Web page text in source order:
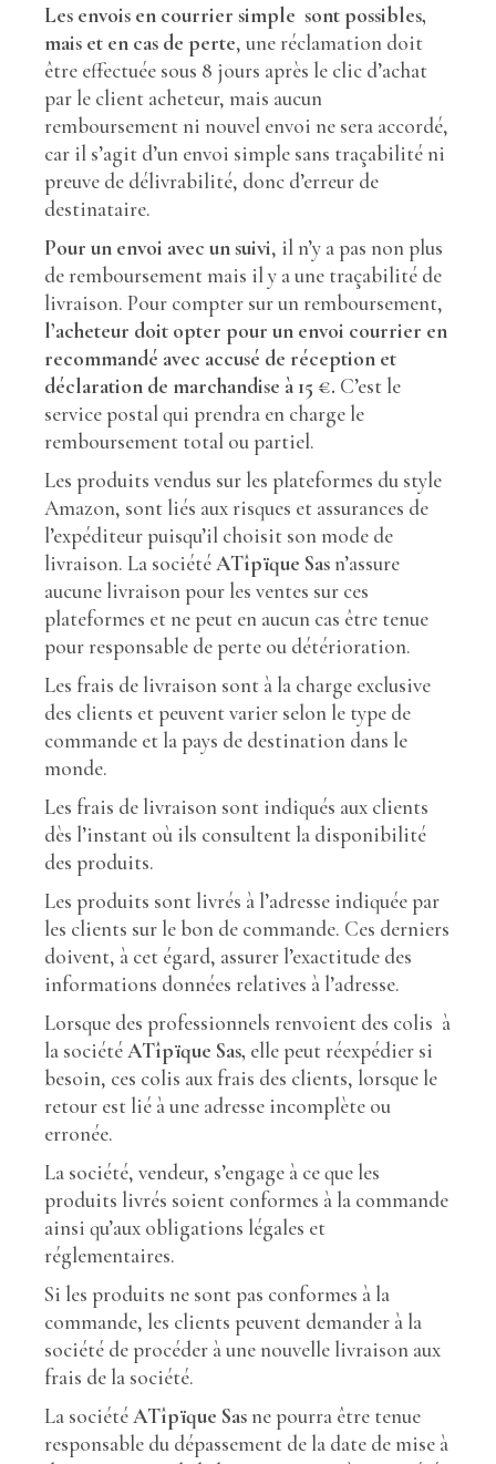
Les envois en courrier simple sont possibles,
mais et en cas de perte, une réclamation doit
être effectuée sous 8 jours après le clic d’achat
par le client acheteur, mais aucun
remboursement ni nouvel envoi ne sera accordé,
car il s’agit d’un envoi simple sans traçabilité ni
preuve de délivrabilité, donc d’erreur de
destinataire.
Pour un envoi avec un suivi, il n’y a pas non plus
de remboursement mais il y a une traçabilité de
livraison. Pour compter sur un remboursement,
l’acheteur doit opter pour un envoi courrier en
recommandé avec accusé de réception et
déclaration de marchandise à 15 €. C’est le
service postal qui prendra en charge le
remboursement total ou partiel.
Les produits vendus sur les plateformes du style
Amazon, sont liés aux risques et assurances de
l’expéditeur puisqu’il choisit son mode de
livraison. La société ATîpïque Sasn’assure
aucune livraison pour les ventes sur ces
plateformes et ne peut en aucun cas être tenue
pour responsable de perte ou détérioration.
Les frais de livraison sont à la charge exclusive
des clients et peuvent varier selon le type de
commande et la pays de destination dans le
monde.
Les frais de livraison sont indiqués aux clients
dès l’instant où ils consultent la disponibilité
des produits.
Les produits sont livrés à l’adresse indiquée par
les clients sur le bon de commande. Ces derniers
doivent, à cet égard, assurer l’exactitude des
informations données relatives à l’adresse.
Lorsque des professionnels renvoient des colis à
la société ATîpïque Sas, elle peut réexpédier si
besoin, ces colis aux frais des clients, lorsque le
retour est lié à une adresse incomplète ou
erronée.
La société, vendeur, s’engage à ce que les
produits livrés soient conformes à la commande
ainsi qu’aux obligations légales et
réglementaires.
Si les produits ne sont pas conformes à la
commande, les clients peuvent demander à la
société de procéder à une nouvelle livraison aux
frais de la société.
La société ATîpïque Sasne pourra être tenue
responsable du dépassement de la date de mise à